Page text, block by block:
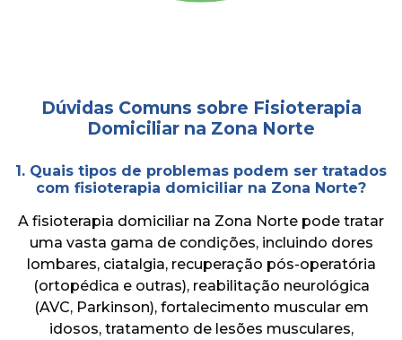
Dúvidas Comuns sobre Fisioterapia
Domiciliar na Zona Norte
1. Quais tipos de problemas podem ser tratados
com fisioterapia domiciliar na Zona Norte?
A fisioterapia domiciliar na Zona Norte pode tratar
uma vasta gama de condições, incluindo dores
lombares, ciatalgia, recuperação pós-operatória
(ortopédica e outras), reabilitação neurológica
(AVC, Parkinson), fortalecimento muscular em
idosos, tratamento de lesões musculares,